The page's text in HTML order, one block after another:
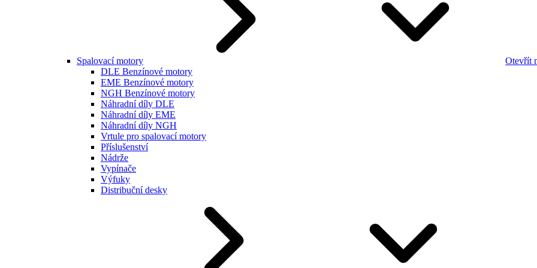
Spalovací motory
Otevřít
DLE Benzínové motory
EME Benzínové motory
NGH Benzínové motory
Náhradní díly DLE
Náhradní díly EME
Náhradní díly NGH
Vrtule pro spalovací motory
Příslušenství
Nádrže
Vypínače
Výfuky
Distribuční desky